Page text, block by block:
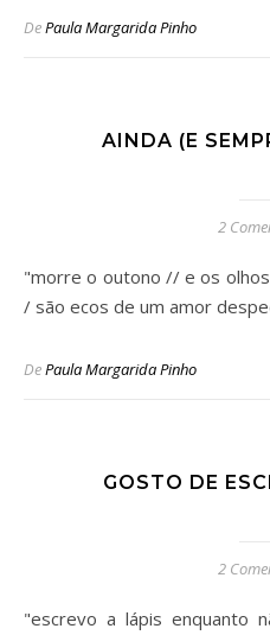
DePaula Margarida Pinho
AINDA (E
2
"morre o outono // e os olhos rasos de água de novembro
/ são ecos de um amor
DePaula Margarida Pinho
GOSTO DE
2
"escrevo a lápis enquanto não posso / simplesmente /